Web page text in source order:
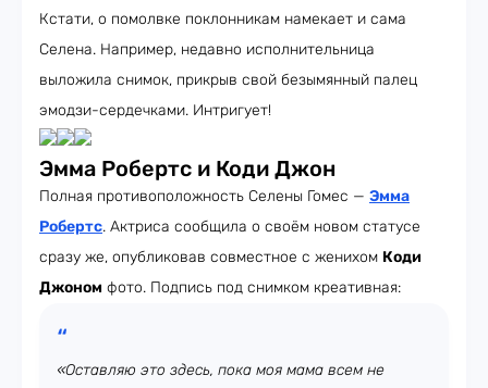
Кстати, о помолвке поклонникам намекает и сама
Селена. Например, недавно исполнительница
выложила снимок, прикрыв свой безымянный палец
эмодзи-сердечками. Интригует!
Эмма Робертс и Коди Джон
Полная противоположность Селены Гомес — Эмма
Робертс. Актриса сообщила о своём новом статусе
сразу же, опубликовав совместное с женихом Коди
Джоном фото. Подпись под снимком креативная:
«Оставляю это здесь, пока моя мама всем не